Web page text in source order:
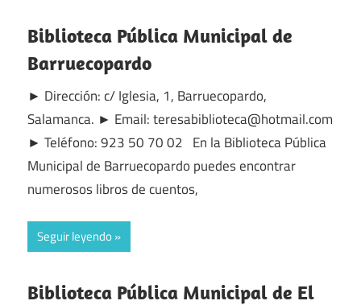
Biblioteca Pública Municipal de
Barruecopardo
► Dirección: c/ Iglesia, 1, Barruecopardo,
Salamanca. ► Email: teresabiblioteca@hotmail.com
► Teléfono: 923 50 70 02 En la Biblioteca Pública
Municipal de Barruecopardo puedes encontrar
numerosos libros de cuentos,
Seguir leyendo
Biblioteca Pública Municipal de El